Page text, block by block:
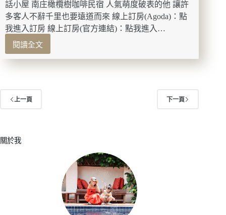
DIY
藝
術
創
作
話小屋 南庄橄欖樹咖啡民宿 人氣萌度破表的他 讓許
多客人不辭千里也要遠道而來 線上訂房(Agoda)：點
我進入訂房 線上訂房(官方連結)：點我進入…
閱讀全文
苗
栗
庄
上一頁 下一頁
關於我